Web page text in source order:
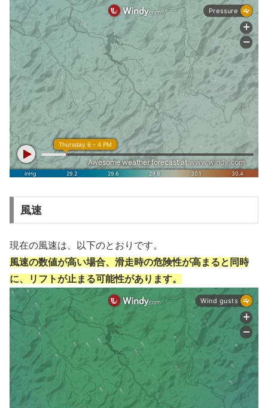
風速
現在の風速は、以下のとおりです。
風速の数値が高い場合、滑走時の危険性が高まると同時
に、リフトが止まる可能性があります。